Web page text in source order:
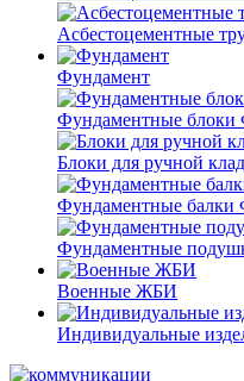
Асбестоцементные
Фундамент
Фундаментные
Блоки для ручной
Фундаментные балки
Фундаментные
Военные ЖБИ
Индивидуальные